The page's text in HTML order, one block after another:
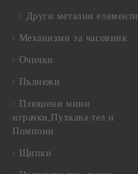
Други метални елементи
Механизми за часовник
Очички
Пълнежи
Плюшени мини
играчки,Пухкава тел и
Помпони
Щипки